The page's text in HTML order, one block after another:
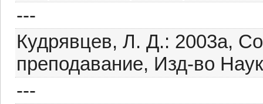
---
Кудрявцев, Л. Д.: 2003a,
преподавание, Изд-во
---